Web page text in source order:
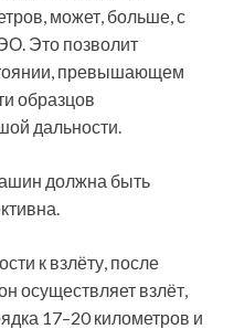
может, больше, с
Это позволит
превышающем
образцов
дальности.
должна быть
к взлёту, после
осуществляет взлёт,
17–20 километров и